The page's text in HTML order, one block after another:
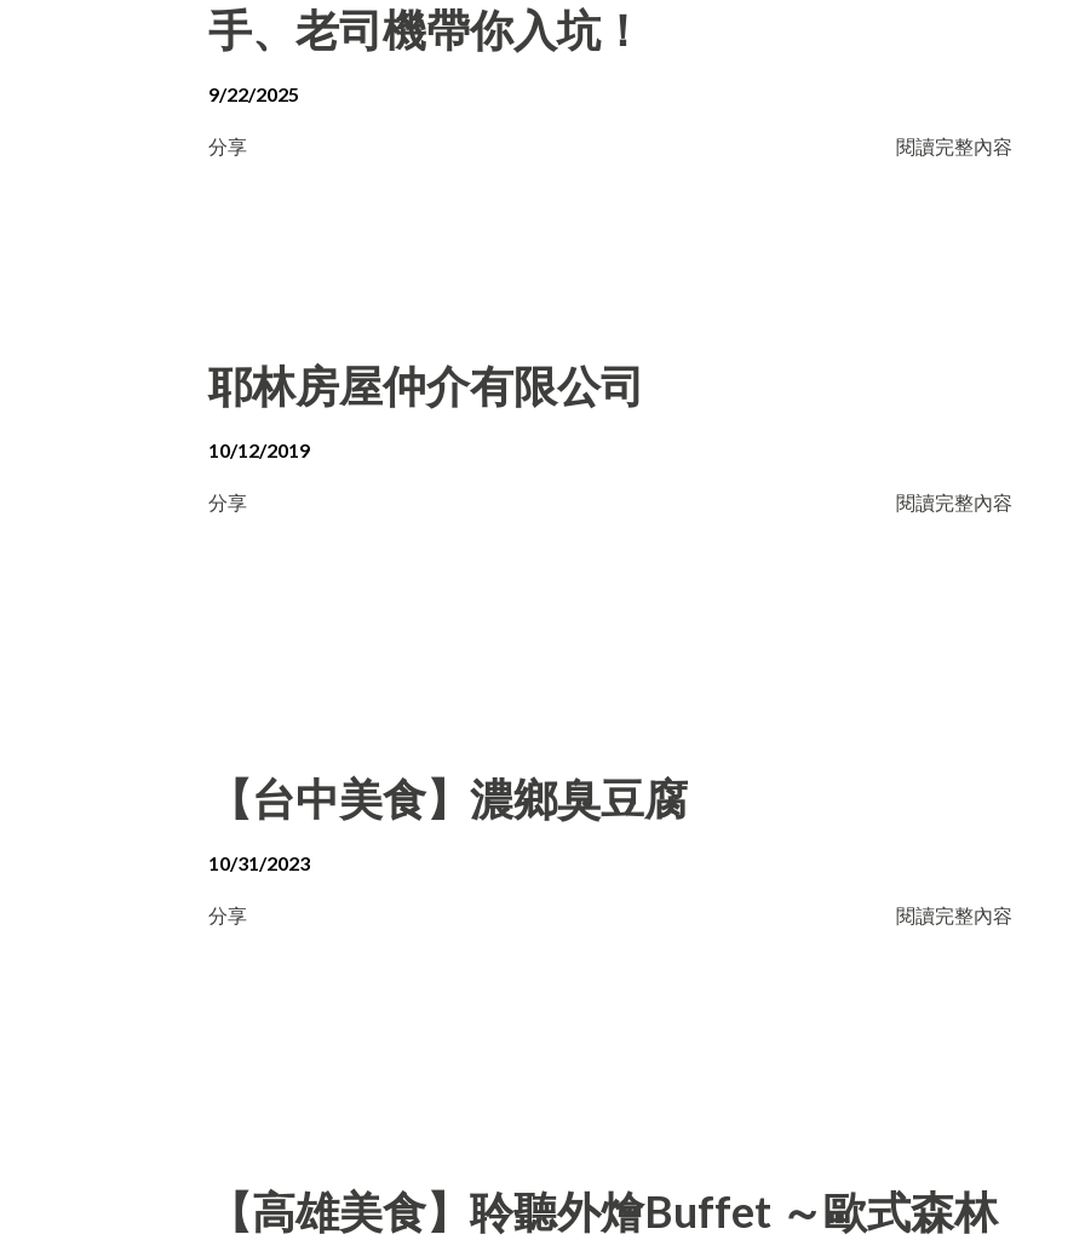
手、老司機帶你入坑！
9/22/2025
分享 閱讀完整內容
耶林房屋仲介有限公司
10/12/2019
分享 閱讀完整內容
【台中美食】濃鄉臭豆腐
10/31/2023
分享 閱讀完整內容
【高雄美食】聆聽外燴Buffet ～歐式森林